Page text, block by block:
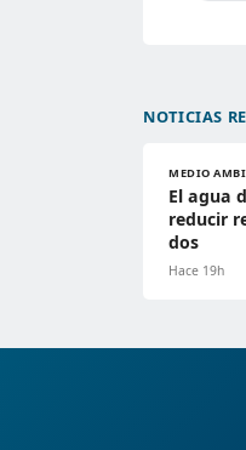
NOTICIAS
MEDIO
El agua
reducir
dos
Hace 19h